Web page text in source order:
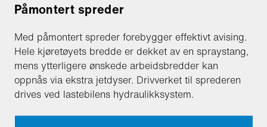
Påmontert spreder
Med påmontert spreder forebygger effektivt avising.
Hele kjøretøyets bredde er dekket av en spraystang,
mens ytterligere ønskede arbeidsbredder kan
oppnås via ekstra jetdyser. Drivverket til sprederen
drives ved lastebilens hydraulikksystem.